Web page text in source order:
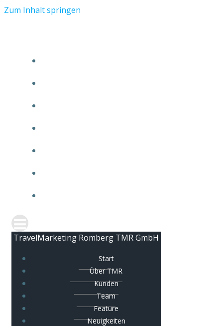
Zum Inhalt springen
TravelMarketing Romberg TMR GmbH
Start
Über TMR
Kunden
Team
Feature
Neuigkeiten